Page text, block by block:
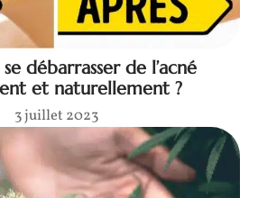
débarrasser de l’acné
et naturellement ?
3 juillet 2023